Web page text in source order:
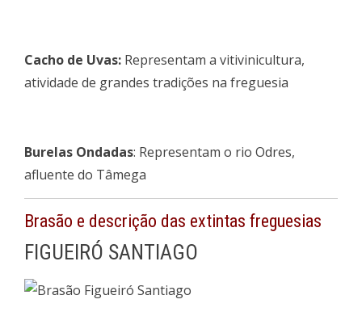
Cacho de Uvas: Representam a vitivinicultura,
atividade de grandes tradições na freguesia
Burelas Ondadas: Representam o rio Odres,
afluente do Tâmega
Brasão e descrição das extintas freguesias
FIGUEIRÓ SANTIAGO